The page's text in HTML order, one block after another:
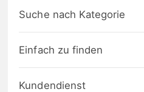
Suche nach Kategorie
Einfach zu finden
Kundendienst